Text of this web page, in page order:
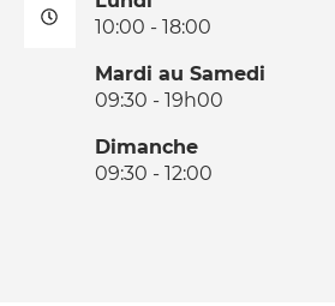
10:00 - 18:00
Mardi au Samedi
09:30 - 19h00
Dimanche
09:30 - 12:00